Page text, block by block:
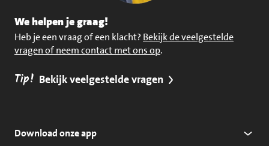
We helpen je graag!
Heb je een vraag of een klacht? Bekijk de veelgestelde
vragen of neem contact met ons op.
Tip! Bekijk veelgestelde vragen
Download onze app